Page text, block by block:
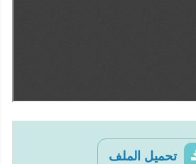
تحميل الملف